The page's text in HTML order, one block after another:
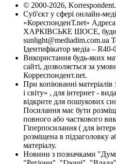
© 2000-2026,
Суб'єкт у сфері онлайн-
«КореспонденТ.net»
ХАРКІВСЬКЕ ШОСЕ,
sunlight@mediadim.com.ua
Ідентифікатор медіа – R40-
Використання будь-яких
сайті, дозволяється за
Корреспондент.net.
При копіюванні
і світу» , для інтернет -
відкрите для пошукових
Посилання має бути
повного або часткового
Гіперпосилання ( для
розміщена в підзаголовку
матеріалу.
Новини з позначками